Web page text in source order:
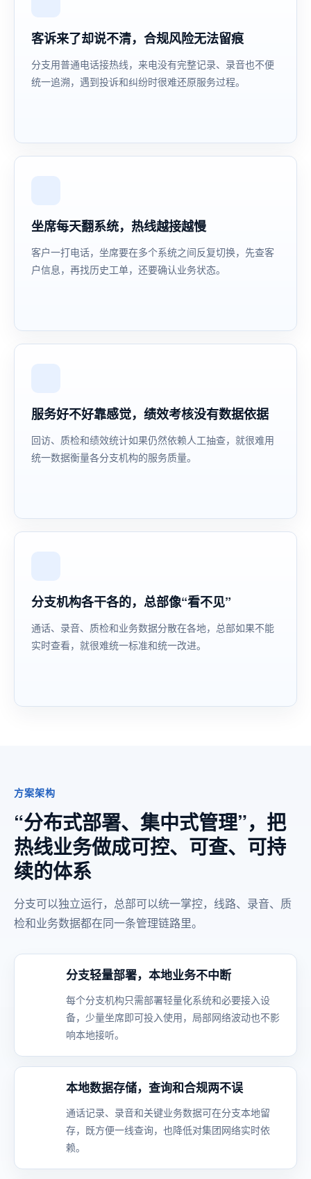
客诉来了却说不清，合规风险无法留痕
分支用普通电话接热线，来电没有完整记录、录音也不便
统一追溯，遇到投诉和纠纷时很难还原服务过程。
坐席每天翻系统，热线越接越慢
客户一打电话，坐席要在多个系统之间反复切换，先查客
户信息，再找历史工单，还要确认业务状态。
服务好不好靠感觉，绩效考核没有数据依据
回访、质检和绩效统计如果仍然依赖人工抽查，就很难用
统一数据衡量各分支机构的服务质量。
分支机构各干各的，总部像“看不见”
通话、录音、质检和业务数据分散在各地，总部如果不能
实时查看，就很难统一标准和统一改进。
方案架构
“分布式部署、集中式管理”，把
热线业务做成可控、可查、可持
续的体系
分支可以独立运行，总部可以统一掌控，线路、录音、质
检和业务数据都在同一条管理链路里。
分支轻量部署，本地业务不中断
每个分支机构只需部署轻量化系统和必要接入设
备，少量坐席即可投入使用，局部网络波动也不影
响本地接听。
本地数据存储，查询和合规两不误
通话记录、录音和关键业务数据可在分支本地留
存，既方便一线查询，也降低对集团网络实时依
赖。